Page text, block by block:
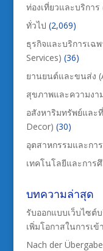
ท่องเที่ยวและบริกา
ทั่วไป (2,069)
ธุรกิจและบริการเฉ
Services) (36)
ยานยนต์และขนส่ง
สุขภาพและความงา
อสังหาริมทรัพย์และ
Decor) (30)
อุตสาหกรรมและกา
เทคโนโลยีและการ
บทความล่าสุด
รับออกแบบเว็บไซต์
เพิ่มโอกาสในการเข้
Nach der